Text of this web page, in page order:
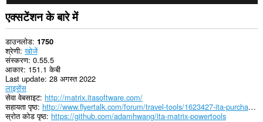
एक्सटेंशन के बारे में
डाउनलोड 1750
श्रेणी खोजें
संस्करण 0.55.5
आकार 151.1 केबी
Last update 28 अगस्त 2022
लाइसेंस
सेवा वेबसाइट http://matrix.itasoftware.com/
सहायता पृष्ठ
http://www.flyertalk.com/forum/travel-tools/1623427-ita-purchase-fares-orbitz-delta-userscript.html
स्रोत कोड पृष्ठ https://github.com/adamhwang/ita-matrix-powertools